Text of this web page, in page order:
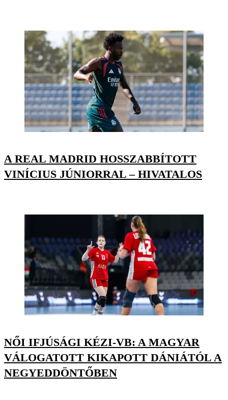
A REAL MADRID HOSSZABBÍTOTT
VINÍCIUS JÚNIORRAL – HIVATALOS
NŐI IFJÚSÁGI KÉZI-VB: A MAGYAR
VÁLOGATOTT KIKAPOTT DÁNIÁTÓL A
NEGYEDDÖNTŐBEN